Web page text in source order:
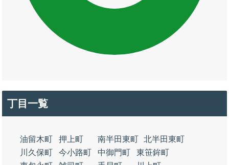
丁目一覧
油留木町 押上町 南半田東町 北半田東町
川久保町
今小路町 中御門町
東笹鉾町